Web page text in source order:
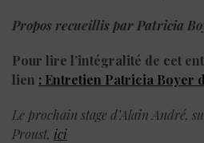
Propos recueillis par Patricia
Pour lire l’intégralité de cet
lien : Entretien Patricia Boyer
Le prochain stage d’Alain André,
Proust, ici